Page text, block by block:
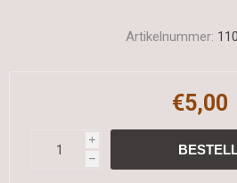
Artikelnummer:
€5,00
i
h